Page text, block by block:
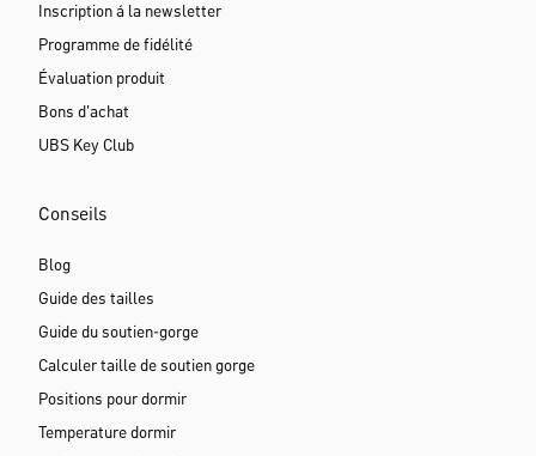
Inscription á la newsletter
Programme de fidélité
Évaluation produit
Bons d'achat
UBS Key Club
Conseils
Blog
Guide des tailles
Guide du soutien-gorge
Calculer taille de soutien gorge
Positions pour dormir
Temperature dormir